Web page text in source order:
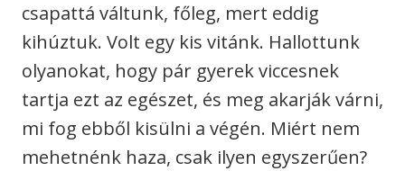
csapattá váltunk, főleg, mert eddig
kihúztuk. Volt egy kis vitánk. Hallottunk
olyanokat, hogy pár gyerek viccesnek
tartja ezt az egészet, és meg akarják várni,
mi fog ebből kisülni a végén. Miért nem
mehetnénk haza, csak ilyen egyszerűen?